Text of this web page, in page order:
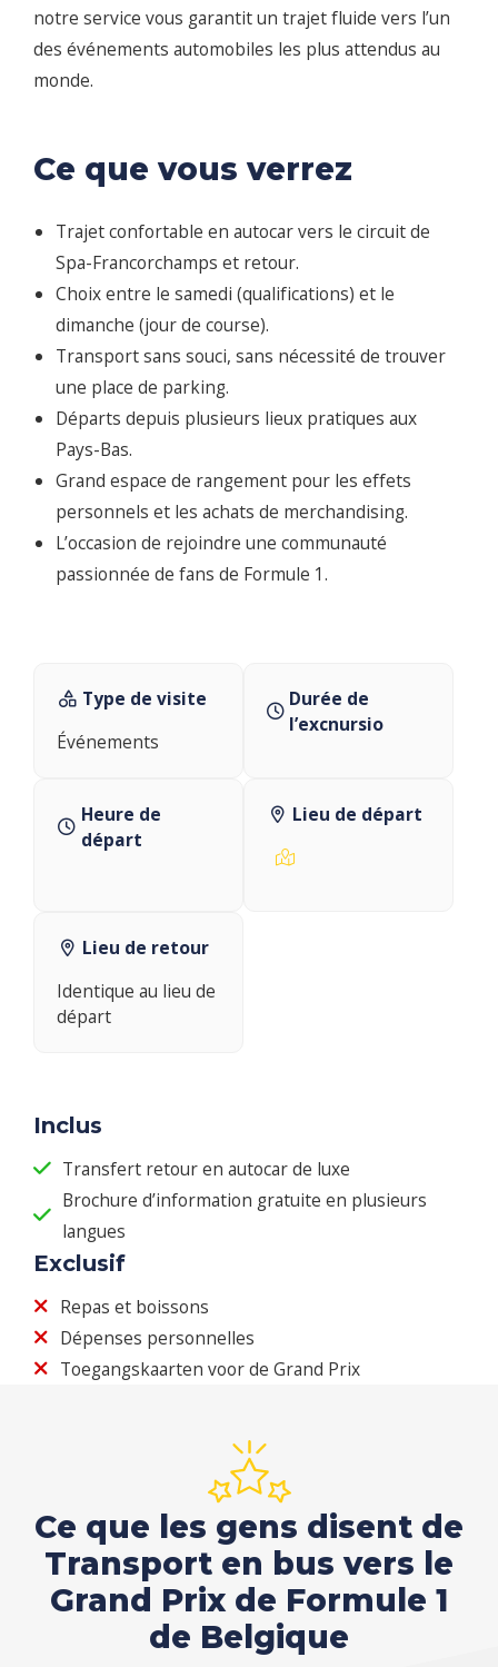
notre service vous garantit un trajet fluide vers l’un
des événements automobiles les plus attendus au
monde.
Ce que vous verrez
Trajet confortable en autocar vers le circuit de
Spa-Francorchamps et retour.
Choix entre le samedi (qualifications) et le
dimanche (jour de course).
Transport sans souci, sans nécessité de trouver
une place de parking.
Départs depuis plusieurs lieux pratiques aux
Pays-Bas.
Grand espace de rangement pour les effets
personnels et les achats de merchandising.
L’occasion de rejoindre une communauté
passionnée de fans de Formule 1.
Type de visite
Événements
Durée de
l’excnursio
Heure de
départ
Lieu de départ
Lieu de retour
Identique au lieu de
départ
Inclus
Transfert retour en autocar de luxe
Brochure d’information gratuite en plusieurs
langues
Exclusif
Repas et boissons
Dépenses personnelles
Toegangskaarten voor de Grand Prix
Ce que les gens disent de
Transport en bus vers le
Grand Prix de Formule 1
de Belgique